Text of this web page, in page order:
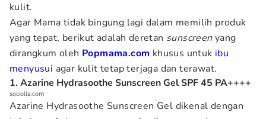
kulit.
Agar Mama tidak bingung lagi dalam memilih produk
yang tepat, berikut adalah deretan sunscreenyang
dirangkum oleh Popmama.com khusus untuk ibu
menyusui agar kulit tetap terjaga dan terawat.
1. Azarine Hydrasoothe Sunscreen Gel SPF 45 PA++++
sociolla.com
Azarine Hydrasoothe Sunscreen Gel dikenal dengan